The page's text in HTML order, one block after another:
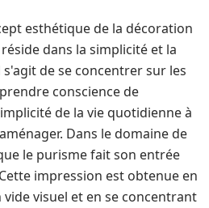
esthétique de la décoration
dans la simplicité et la
de se concentrer sur les
conscience de
de la vie quotidienne à
Dans le domaine de
le purisme fait son entrée
impression est obtenue en
visuel et en se concentrant